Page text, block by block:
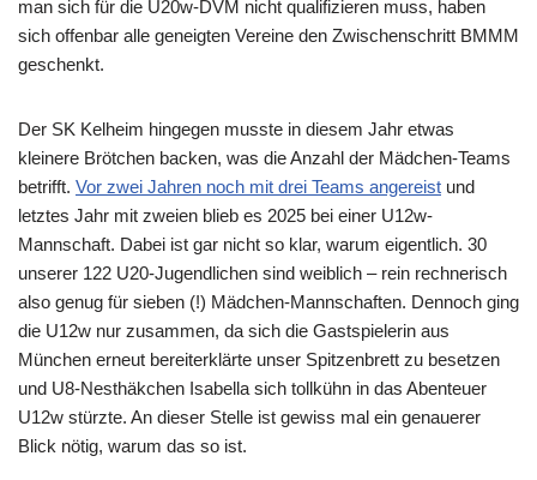
man sich für die U20w-DVM nicht qualifizieren muss, haben
sich offenbar alle geneigten Vereine den Zwischenschritt BMMM
geschenkt.
Der SK Kelheim hingegen musste in diesem Jahr etwas
kleinere Brötchen backen, was die Anzahl der Mädchen-Teams
betrifft. Vor zwei Jahren noch mit drei Teams angereist und
letztes Jahr mit zweien blieb es 2025 bei einer U12w-
Mannschaft. Dabei ist gar nicht so klar, warum eigentlich. 30
unserer 122 U20-Jugendlichen sind weiblich – rein rechnerisch
also genug für sieben (!) Mädchen-Mannschaften. Dennoch ging
die U12w nur zusammen, da sich die Gastspielerin aus
München erneut bereiterklärte unser Spitzenbrett zu besetzen
und U8-Nesthäkchen Isabella sich tollkühn in das Abenteuer
U12w stürzte. An dieser Stelle ist gewiss mal ein genauerer
Blick nötig, warum das so ist.